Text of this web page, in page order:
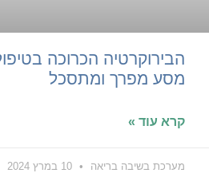
הבירוקרטיה הכרוכה
מסע מפרך ומתסכל
קרא עוד »
מערכת בשיבה בריאה